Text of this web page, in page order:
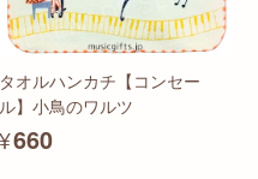
タオルハンカチ【コンセー
ル】小鳥のワルツ
¥660